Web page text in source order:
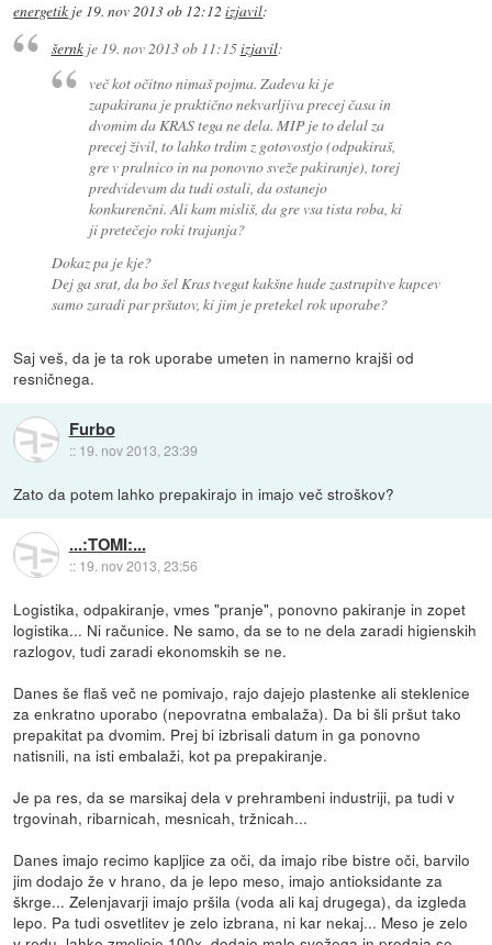
energetik je 19. nov 2013 ob 12:12 izjavil:
šernkje 19. nov 2013 ob 11:15izjavil:
več kot očitno nimaš pojma. Zadeva ki je
zapakirana je praktično nekvarljiva precej časa in
dvomim da KRAS tega ne dela. MIP je to delal za
precej živil, to lahko trdim z gotovostjo (odpakiraš,
gre v pralnico in na ponovno sveže pakiranje), torej
predvidevam da tudi ostali, da ostanejo
konkurenčni. Ali kam misliš, da gre vsa tista roba, ki
ji pretečejo roki trajanja?
Dokaz pa je kje?
Dej ga srat, da bo šel Kras tvegat kakšne hude zastrupitve kupcev
samo zaradi par pršutov, ki jim je pretekel rok uporabe?
Saj veš, da je ta rok uporabe umeten in namerno krajši od
resničnega.
Furbo
:: 19. nov 2013, 23:39
Zato da potem lahko prepakirajo in imajo več stroškov?
...:TOMI:...
:: 19. nov 2013, 23:56
Logistika, odpakiranje, vmes "pranje", ponovno pakiranje in zopet
logistika... Ni računice. Ne samo, da se to ne dela zaradi higienskih
razlogov, tudi zaradi ekonomskih se ne.
Danes še flaš več ne pomivajo, rajo dajejo plastenke ali steklenice
za enkratno uporabo (nepovratna embalaža). Da bi šli pršut tako
prepakitat pa dvomim. Prej bi izbrisali datum in ga ponovno
natisnili, na isti embalaži, kot pa prepakiranje.
Je pa res, da se marsikaj dela v prehrambeni industriji, pa tudi v
trgovinah, ribarnicah, mesnicah, tržnicah...
Danes imajo recimo kapljice za oči, da imajo ribe bistre oči, barvilo
jim dodajo že v hrano, da je lepo meso, imajo antioksidante za
škrge... Zelenjavarji imajo pršila (voda ali kaj drugega), da izgleda
lepo. Pa tudi osvetlitev je zelo izbrana, ni kar nekaj... Meso je zelo